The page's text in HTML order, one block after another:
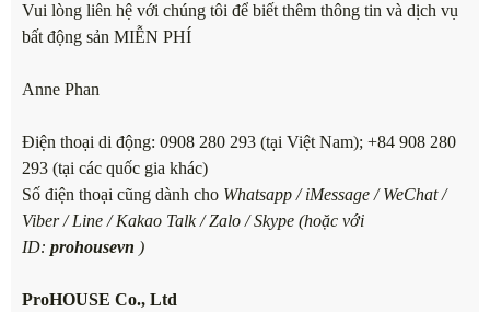
Vui lòng liên hệ với chúng tôi để biết thêm thông tin và dịch vụ
bất động sản MIỄN PHÍ
Anne Phan
Điện thoại di động: 0908 280 293 (tại Việt Nam); +84 908 280
293 (tại các quốc gia khác)
Số điện thoại cũng dành cho Whatsapp / iMessage / WeChat /
Viber / Line / Kakao Talk / Zalo / Skype (hoặc với
ID: prohousevn )
ProHOUSE Co., Ltd